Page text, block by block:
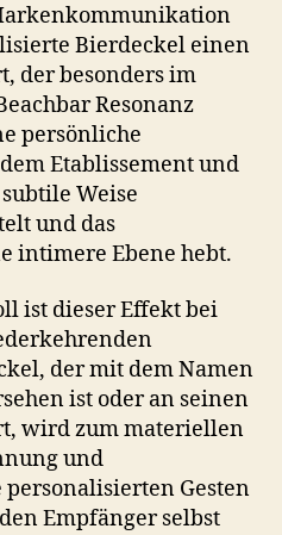
Bierdeckel einen
der besonders im
Resonanz
persönliche
Etablissement und
Weise
und das
intimere Ebene hebt.
ist dieser Effekt bei
der mit dem Namen
ist oder an seinen
wird zum materiellen
und
personalisierten Gesten
Empfänger selbst